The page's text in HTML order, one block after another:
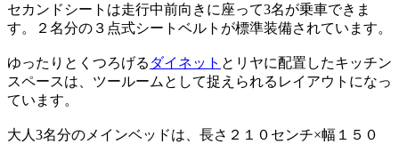
セカンドシートは走行中前向きに座って3名が乗車できま
す。２名分の３点式シートベルトが標準装備されています。
ゆったりとくつろげる ダイネット とリヤに配置したキッチン
スペースは、ツールームとして捉えられるレイアウトになっ
ています。
大人3名分のメインベッドは、長さ２１０センチ×幅１５０